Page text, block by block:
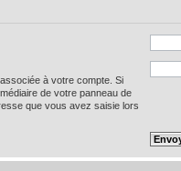
à votre compte. Si
de votre panneau de
que vous avez saisie lors